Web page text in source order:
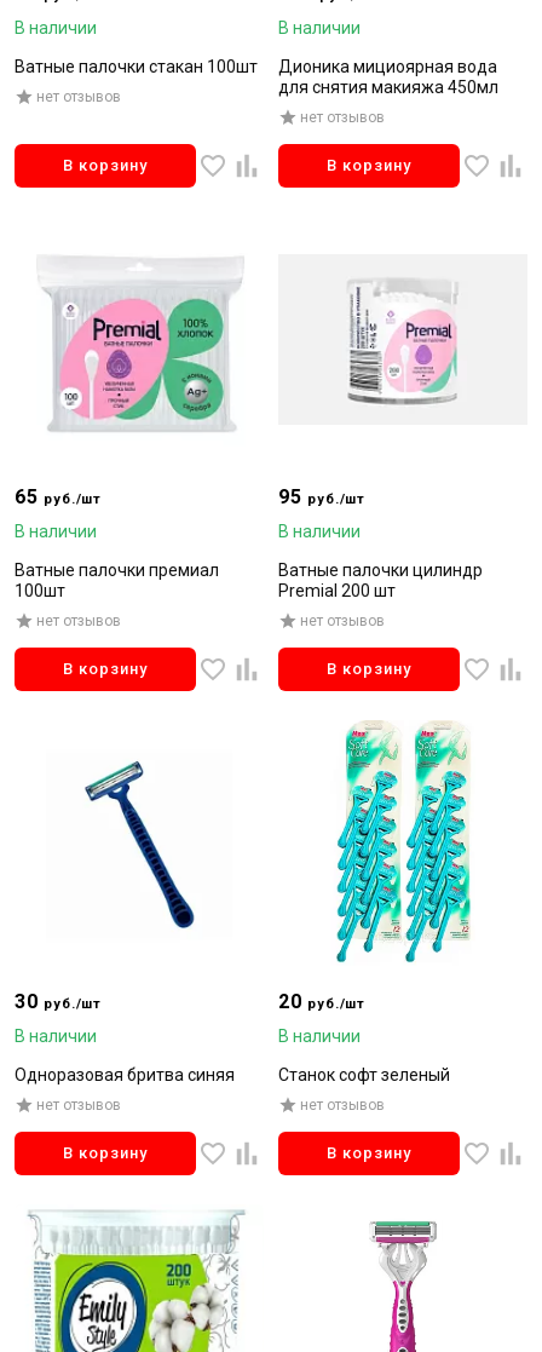
В наличии
Ватные палочки стакан 100шт
нет отзывов
В корзину
В наличии
Дионика мициоярная вода
для снятия макияжа 450мл
нет отзывов
В корзину
65 руб./шт
В наличии
Ватные палочки премиал
100шт
нет отзывов
В корзину
95 руб./шт
В наличии
Ватные палочки цилиндр
Premial 200 шт
нет отзывов
В корзину
30 руб./шт
В наличии
Одноразовая бритва синяя
нет отзывов
В корзину
20 руб./шт
В наличии
Станок софт зеленый
нет отзывов
В корзину